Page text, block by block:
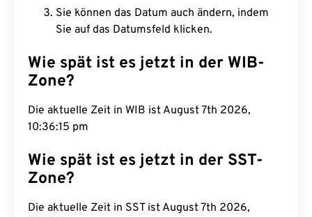
Sie können das Datum auch ändern, indem
Sie auf das Datumsfeld klicken.
Wie spät ist es jetzt in der WIB-
Zone?
Die aktuelle Zeit in WIB ist August 7th 2026,
10:36:16 pm
Wie spät ist es jetzt in der SST-
Zone?
Die aktuelle Zeit in SST ist August 7th 2026,